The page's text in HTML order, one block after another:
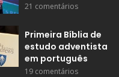
21 comentários
Primeira Bíblia de
estudo adventista
em português
19 comentários